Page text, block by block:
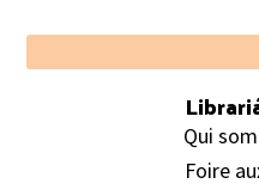
Footer
Qui
Foire